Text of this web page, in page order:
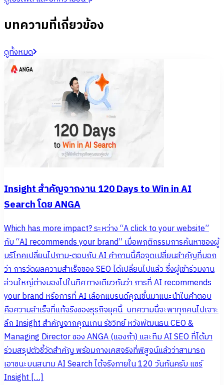
บทความที่เกี่ยวข้อง
ดูทั้งหมด
Insight สำคัญจากงาน 120 Days to Win in AI
Search โดย ANGA
Which has more impact? ระหว่าง “A click to your website”
กับ “AI recommends your brand” เมื่อพฤติกรรมการค้นหาของผู้
บริโภคเปลี่ยนไปถาม-ตอบกับ AI คำถามนี้คือจุดเปลี่ยนสำคัญที่บอก
ว่า การวัดผลความสำเร็จของ SEO ได้เปลี่ยนไปแล้ว ซึ่งผู้เข้าร่วมงาน
ส่วนใหญ่ต่างมองไปในทิศทางเดียวกันว่า การที่ AI recommends
your brand หรือการที่ AI เลือกแบรนด์คุณขึ้นมาแนะนำในคำตอบ
คือความสำเร็จที่แท้จริงของธุรกิจยุคนี้ บทความนี้จะพาทุกคนไปเจาะ
ลึก Insight สำคัญจากคุณเกน รัชวิทย์ หวังพัฒนธน CEO &
Managing Director ของ ANGA (แองก้า) และทีม AI SEO ที่ได้มา
ร่วมสรุปตัวชี้วัดสำคัญ พร้อมกางเคสจริงที่พิสูจน์แล้วว่าสามารถ
เอาชนะบนสนาม AI Search ได้จริงภายใน 120 วันกันครับ แชร์
Insight […]